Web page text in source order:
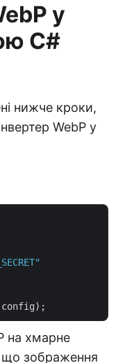
у
C#
нижче кроки,
WebP у
на хмарне
що зображення